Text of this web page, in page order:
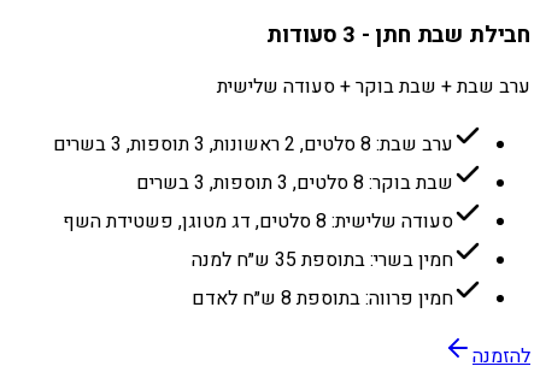
חבילת שבת חתן - 3 סעודות
ערב שבת + שבת בוקר + סעודה שלישית
ערב שבת: 8 סלטים, 2 ראשונות, 3 תוספות, 3 בשרים
שבת בוקר: 8 סלטים, 3 תוספות, 3 בשרים
סעודה שלישית: 8 סלטים, דג מטוגן, פשטידת השף
חמין בשרי: בתוספת 35 ש״ח למנה
חמין פרווה: בתוספת 8 ש״ח לאדם
להזמנה